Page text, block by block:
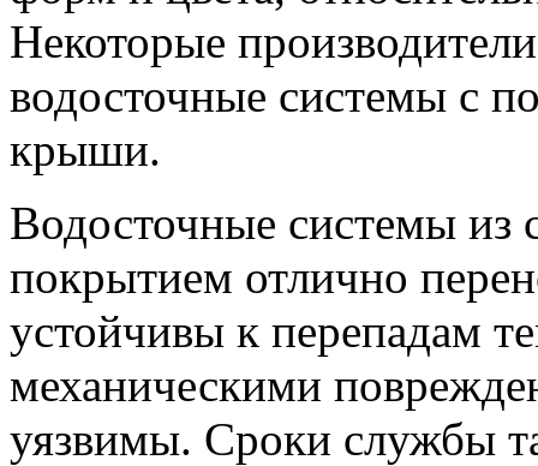
Некоторые
водосточные системы с
крыши.
Водосточные системы из
покрытием отлично
устойчивы к перепадам
механическими
уязвимы. Сроки службы